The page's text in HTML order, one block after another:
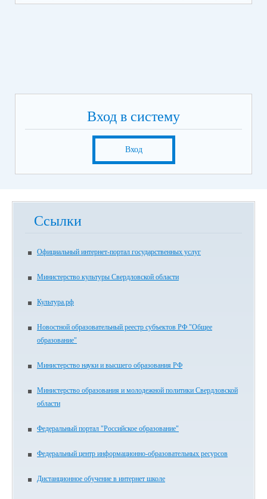
5. Воткрывшемсяменю выбрать необходимую
9. В случае появления окна «Политика безопасности»,
отметить пункт галочкой и выбрать «Оставить отзыв»
10. Заполнить форму
Вход в систему
Вход
Ссылки
Официальный интернет-портал государственных услуг
Министерство культуры Свердловской области
Культура.рф
Новостной образовательный реестр субъектов РФ "Общее
образование"
Министерство науки и высшего образования РФ
Министерство образования и молодежной политики Свердловской
области
Федеральный портал "Российское образование"
Федеральный центр информационно-образовательных ресурсов
Дистанционное обучение в интернет школе